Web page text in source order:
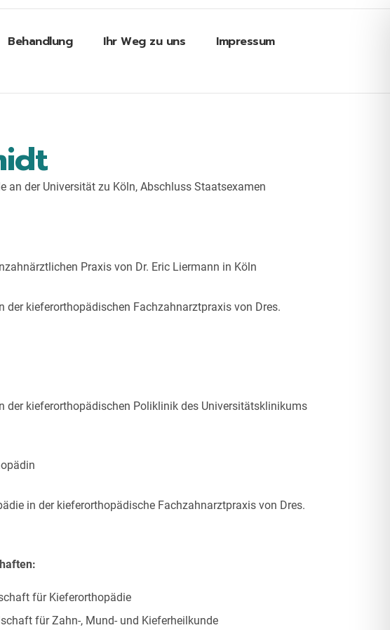
Behandlung Ihr Weg zu uns
Impressum
an der Universität zu Köln, Abschluss Staatsexamen
Praxis von Dr. Eric Liermann in Köln
der kieferorthopädischen Fachzahnarztpraxis von Dres.
der kieferorthopädischen Poliklinik des Universitätsklinikums
in der kieferorthopädische Fachzahnarztpraxis von Dres.
für Kieferorthopädie
für Zahn-, Mund- und Kieferheilkunde